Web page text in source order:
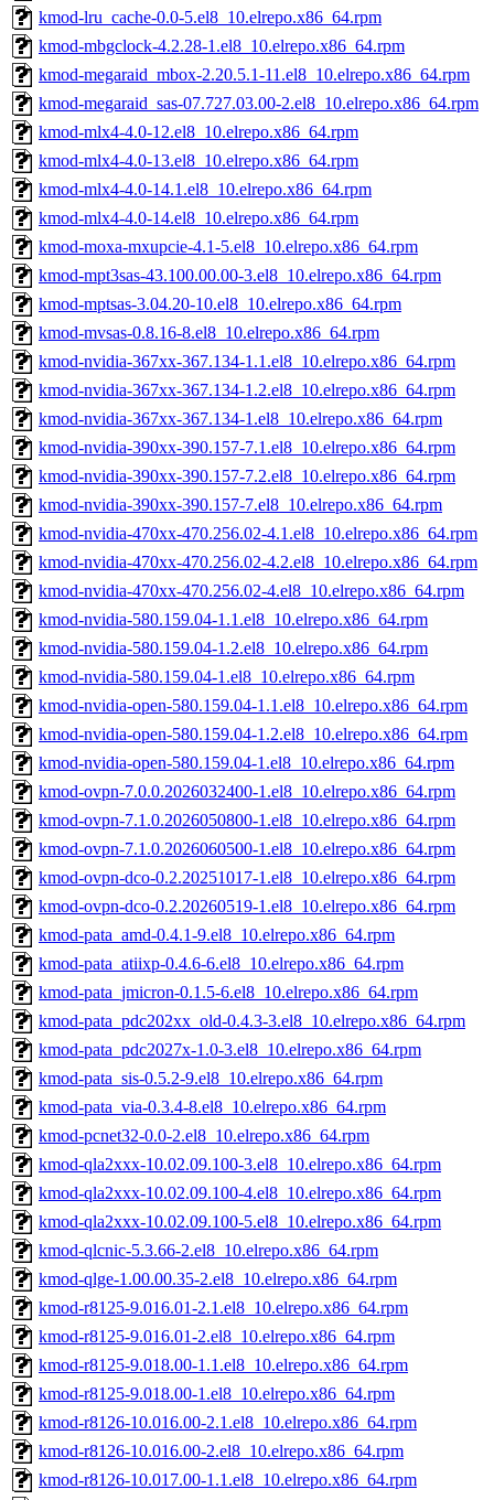
kmod-lru_cache-0.0-5.el8_10.elrepo.x86_64.rpm
kmod-mbgclock-4.2.28-1.el8_10.elrepo.x86_64.rpm
kmod-megaraid_mbox-2.20.5.1-11.el8_10.elrepo.x86_64.rpm
kmod-megaraid_sas-07.727.03.00-2.el8_10.elrepo.x86_64.rpm
kmod-mlx4-4.0-12.el8_10.elrepo.x86_64.rpm
kmod-mlx4-4.0-13.el8_10.elrepo.x86_64.rpm
kmod-mlx4-4.0-14.1.el8_10.elrepo.x86_64.rpm
kmod-mlx4-4.0-14.el8_10.elrepo.x86_64.rpm
kmod-moxa-mxupcie-4.1-5.el8_10.elrepo.x86_64.rpm
kmod-mpt3sas-43.100.00.00-3.el8_10.elrepo.x86_64.rpm
kmod-mptsas-3.04.20-10.el8_10.elrepo.x86_64.rpm
kmod-mvsas-0.8.16-8.el8_10.elrepo.x86_64.rpm
kmod-nvidia-367xx-367.134-1.1.el8_10.elrepo.x86_64.rpm
kmod-nvidia-367xx-367.134-1.2.el8_10.elrepo.x86_64.rpm
kmod-nvidia-367xx-367.134-1.el8_10.elrepo.x86_64.rpm
kmod-nvidia-390xx-390.157-7.1.el8_10.elrepo.x86_64.rpm
kmod-nvidia-390xx-390.157-7.2.el8_10.elrepo.x86_64.rpm
kmod-nvidia-390xx-390.157-7.el8_10.elrepo.x86_64.rpm
kmod-nvidia-470xx-470.256.02-4.1.el8_10.elrepo.x86_64.rpm
kmod-nvidia-470xx-470.256.02-4.2.el8_10.elrepo.x86_64.rpm
kmod-nvidia-470xx-470.256.02-4.el8_10.elrepo.x86_64.rpm
kmod-nvidia-580.159.04-1.1.el8_10.elrepo.x86_64.rpm
kmod-nvidia-580.159.04-1.2.el8_10.elrepo.x86_64.rpm
kmod-nvidia-580.159.04-1.el8_10.elrepo.x86_64.rpm
kmod-nvidia-open-580.159.04-1.1.el8_10.elrepo.x86_64.rpm
kmod-nvidia-open-580.159.04-1.2.el8_10.elrepo.x86_64.rpm
kmod-nvidia-open-580.159.04-1.el8_10.elrepo.x86_64.rpm
kmod-ovpn-7.0.0.2026032400-1.el8_10.elrepo.x86_64.rpm
kmod-ovpn-7.1.0.2026050800-1.el8_10.elrepo.x86_64.rpm
kmod-ovpn-7.1.0.2026060500-1.el8_10.elrepo.x86_64.rpm
kmod-ovpn-dco-0.2.20251017-1.el8_10.elrepo.x86_64.rpm
kmod-ovpn-dco-0.2.20260519-1.el8_10.elrepo.x86_64.rpm
kmod-pata_amd-0.4.1-9.el8_10.elrepo.x86_64.rpm
kmod-pata_atiixp-0.4.6-6.el8_10.elrepo.x86_64.rpm
kmod-pata_jmicron-0.1.5-6.el8_10.elrepo.x86_64.rpm
kmod-pata_pdc202xx_old-0.4.3-3.el8_10.elrepo.x86_64.rpm
kmod-pata_pdc2027x-1.0-3.el8_10.elrepo.x86_64.rpm
kmod-pata_sis-0.5.2-9.el8_10.elrepo.x86_64.rpm
kmod-pata_via-0.3.4-8.el8_10.elrepo.x86_64.rpm
kmod-pcnet32-0.0-2.el8_10.elrepo.x86_64.rpm
kmod-qla2xxx-10.02.09.100-3.el8_10.elrepo.x86_64.rpm
kmod-qla2xxx-10.02.09.100-4.el8_10.elrepo.x86_64.rpm
kmod-qla2xxx-10.02.09.100-5.el8_10.elrepo.x86_64.rpm
kmod-qlcnic-5.3.66-2.el8_10.elrepo.x86_64.rpm
kmod-qlge-1.00.00.35-2.el8_10.elrepo.x86_64.rpm
kmod-r8125-9.016.01-2.1.el8_10.elrepo.x86_64.rpm
kmod-r8125-9.016.01-2.el8_10.elrepo.x86_64.rpm
kmod-r8125-9.018.00-1.1.el8_10.elrepo.x86_64.rpm
kmod-r8125-9.018.00-1.el8_10.elrepo.x86_64.rpm
kmod-r8126-10.016.00-2.1.el8_10.elrepo.x86_64.rpm
kmod-r8126-10.016.00-2.el8_10.elrepo.x86_64.rpm
kmod-r8126-10.017.00-1.1.el8_10.elrepo.x86_64.rpm